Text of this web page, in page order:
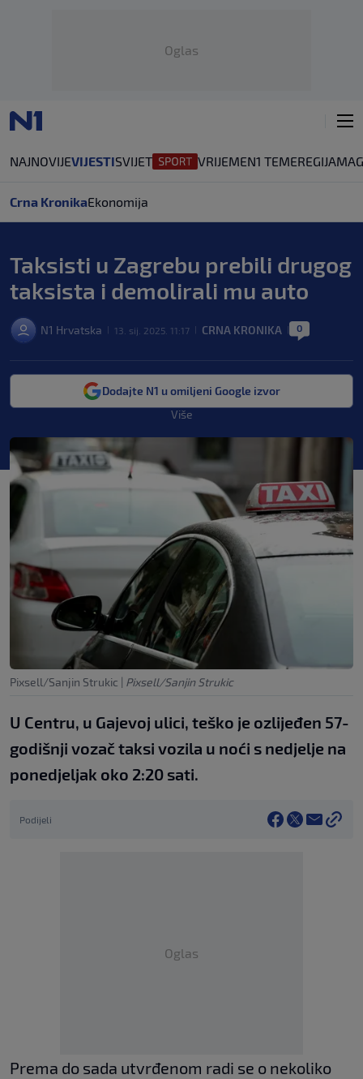
Oglas
NAJNOVIJEVIJESTISVIJET VRIJEMEN1 TEMEREGIJA
Crna KronikaEkonomija
Taksisti u Zagrebu prebili drugog
taksista i demolirali mu auto
N1 Hrvatska 13. sij. 2025. 11:17 CRNA KRONIKA 0
Dodajte N1 u omiljeni Google izvor
Više
Pixsell/Sanjin Strukic | Pixsell/Sanjin Strukic
U Centru, u Gajevoj ulici, teško je ozlijeđen 57-
godišnji vozač taksi vozila u noći s nedjelje na
ponedjeljak oko 2:20 sati.
Podijeli
Oglas
Prema do sada utvrđenom radi se o nekoliko